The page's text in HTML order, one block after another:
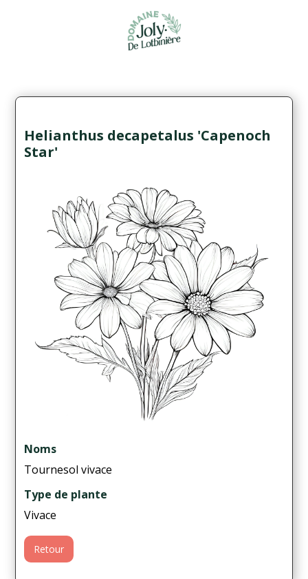
Helianthus decapetalus 'Capenoch
Star'
Noms
Tournesol vivace
Type de plante
Vivace
Retour